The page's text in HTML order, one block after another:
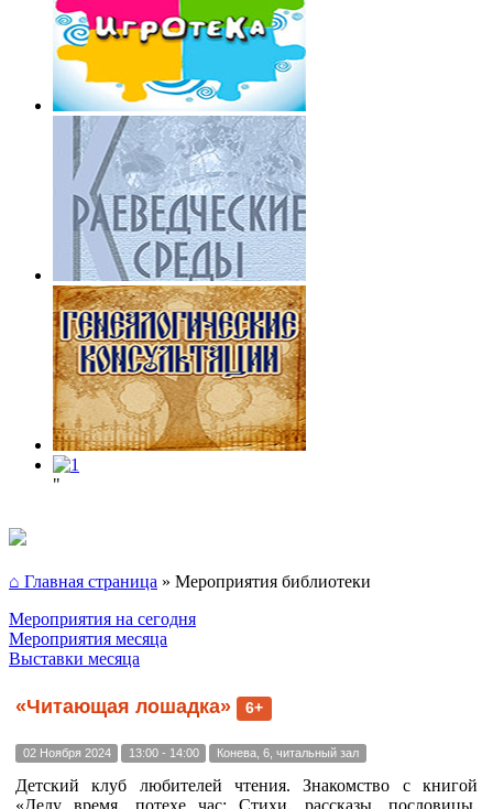
"
⌂ Главная страница » Мероприятия библиотеки
Мероприятия на сегодня
Мероприятия месяца
Выставки месяца
«Читающая лошадка» 6+
02 Ноября 2024 13:00 - 14:00 Конева, 6, читальный зал
Детский клуб любителей чтения. Знакомство с книгой
«Делу время, потехе час: Стихи, рассказы, пословицы,